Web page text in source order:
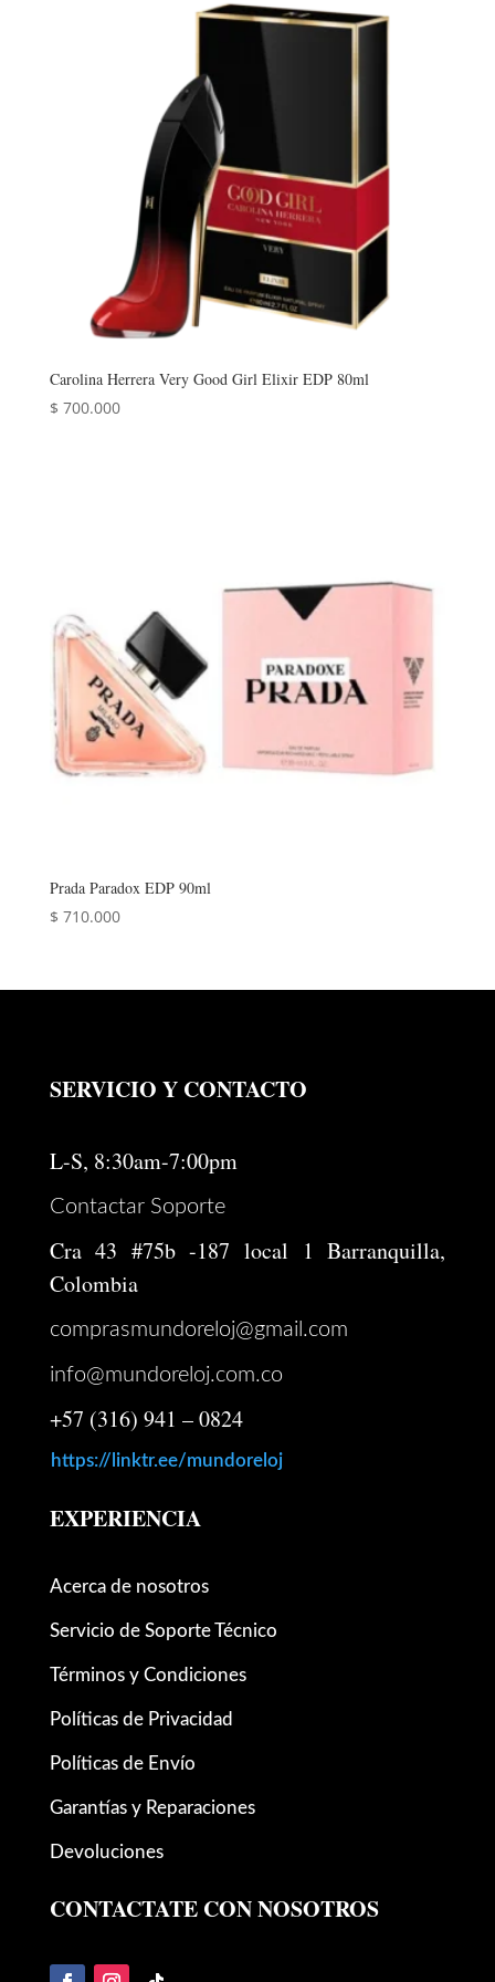
Carolina Herrera Very Good Girl Elixir EDP 80ml
$ 700.000
Prada Paradox EDP 90ml
$ 710.000
SERVICIO Y CONTACTO
L-S, 8:30am-7:00pm
Contactar Soporte
Cra 43 #75b -187 local 1 Barranquilla,
Colombia
comprasmundoreloj@gmail.com
info@mundoreloj.com.co
+57 (316) 941 – 0824
https://linktr.ee/mundoreloj
EXPERIENCIA
Acerca de nosotros
Servicio de Soporte Técnico
Términos y Condiciones
Políticas de Privacidad
Políticas de Envío
Garantías y Reparaciones
Devoluciones
CONTACTATE CON NOSOTROS